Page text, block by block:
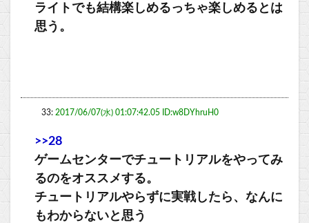
ライトでも結構楽しめるっちゃ楽しめるとは
思う。
33: 2017/06/07(水) 01:07:42.05 ID:w8DYhruH0
>>28
ゲームセンターでチュートリアルをやってみ
るのをオススメする。
チュートリアルやらずに実戦したら、なんに
もわからないと思う